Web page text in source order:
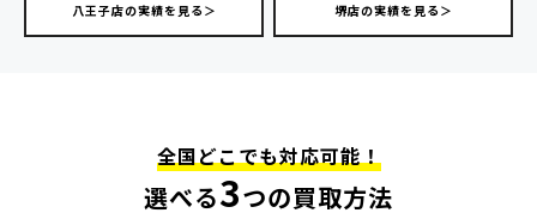
八王子店の実績を見る＞ 堺店の実績を見る＞
全国どこでも対応可能！
選べる3つの買取方法